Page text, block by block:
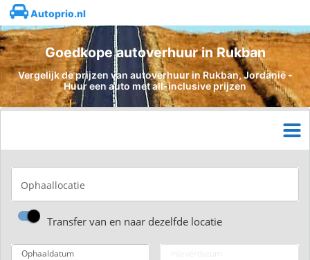
Autoprio.nl
Goedkope autoverhuur in Rukban
Vergelijk de prijzen van autoverhuur in Rukban, Jordanië -
Huur een auto met all-inclusive prijzen
Ophaallocatie
Transfer van en naar dezelfde locatie
Ophaaldatum